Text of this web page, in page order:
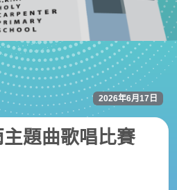
2026年6月17日
題曲歌唱比賽